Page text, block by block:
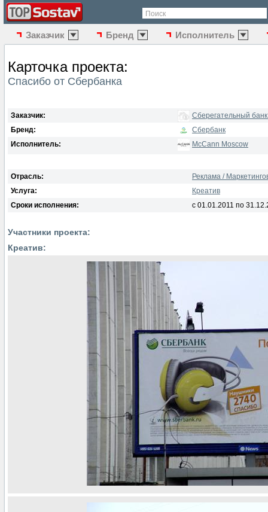
Поиск
Заказчик Бренд Исполнитель
Карточка проекта:
Спасибо от Сбербанка
Заказчик:
Сберегательный
Бренд:
Сбербанк
Исполнитель:
McCann Moscow
Отрасль:
Реклама /
Услуга:
Креатив
Сроки исполнения:
с 01.01.2011 по
Участники проекта:
Креатив: